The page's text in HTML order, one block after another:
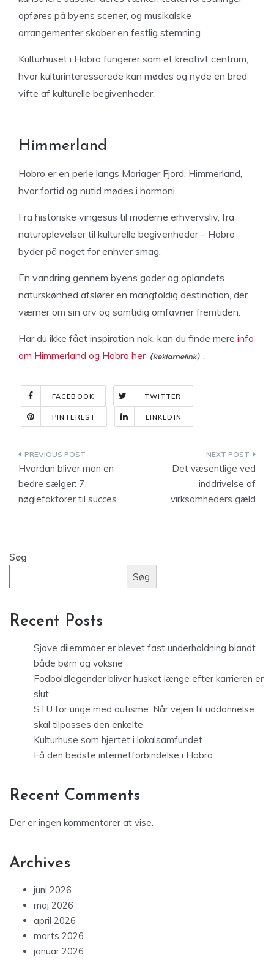
opføres på byens scener, og musikalske
arrangementer skaber en festlig stemning.
Kulturhuset i Hobro fungerer som et kreativt centrum,
hvor kulturinteresserede kan mødes og nyde en bred
vifte af kulturelle begivenheder.
Himmerland
Hobro er en perle langs Mariager Fjord, Himmerland,
hvor fortid og nutid mødes i harmoni.
Fra historiske vingesus til moderne erhvervsliv, fra
naturoplevelser til kulturelle begivenheder – Hobro
byder på noget for enhver smag.
En vandring gennem byens gader og oplandets
naturskønhed afslører en mangfoldig destination, der
værner om sin arv og samtidig omfavner fremtiden.
Har du ikke fået inspiration nok, kan du finde mere info
om Himmerland og Hobro her
.
FACEBOOK TWITTER
PINTEREST LINKEDIN
Indlægsnavigation
Hvordan bliver man en
bedre sælger: 7
nøglefaktorer til succes
Det væsentlige ved
inddrivelse af
virksomheders gæld
Søg
Søg
Recent Posts
Sjove dilemmaer er blevet fast underholdning blandt
både børn og voksne
Fodboldlegender bliver husket længe efter karrieren er
slut
STU for unge med autisme: Når vejen til uddannelse
skal tilpasses den enkelte
Kulturhuse som hjertet i lokalsamfundet
Få den bedste internetforbindelse i Hobro
Recent Comments
Der er ingen kommentarer at vise.
Archives
juni 2026
maj 2026
april 2026
marts 2026
januar 2026